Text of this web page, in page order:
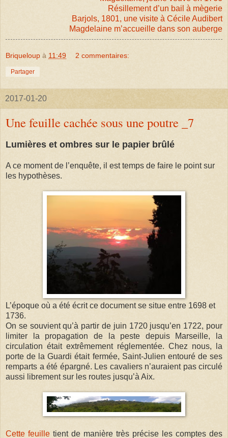
Résillement d’un bail à mègerie
Barjols, 1801, une visite à Cécile Audibert
Magdelaine m’accueille dans son auberge
Briqueloup à 11:49 2 commentaires:
Partager
2017-01-20
Une feuille cachée sous une poutre _7
Lumières et ombres sur le papier brûlé
A ce moment de l’enquête, il est temps de faire le point sur
les hypothèses.
L’époque où a été écrit ce document se situe entre 1698 et
1736.
On se souvient qu’à partir de juin 1720 jusqu’en 1722, pour
limiter la propagation de la peste depuis Marseille, la
circulation était extrêmement réglementée. Chez nous, la
porte de la Guardi était fermée, Saint-Julien entouré de ses
remparts a été épargné. Les cavaliers n’auraient pas circulé
aussi librement sur les routes jusqu’à Aix.
Cette feuille tient de manière très précise les comptes des